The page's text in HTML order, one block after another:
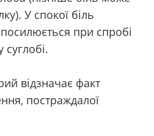
У спокої біль
при спробі
відзначає факт
постраждалої